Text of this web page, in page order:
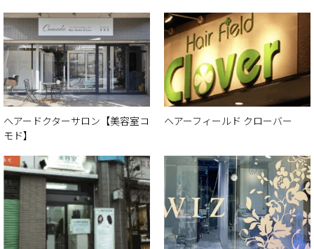
ヘアードクターサロン【美容室コ
モド】
ヘアーフィールド クローバー